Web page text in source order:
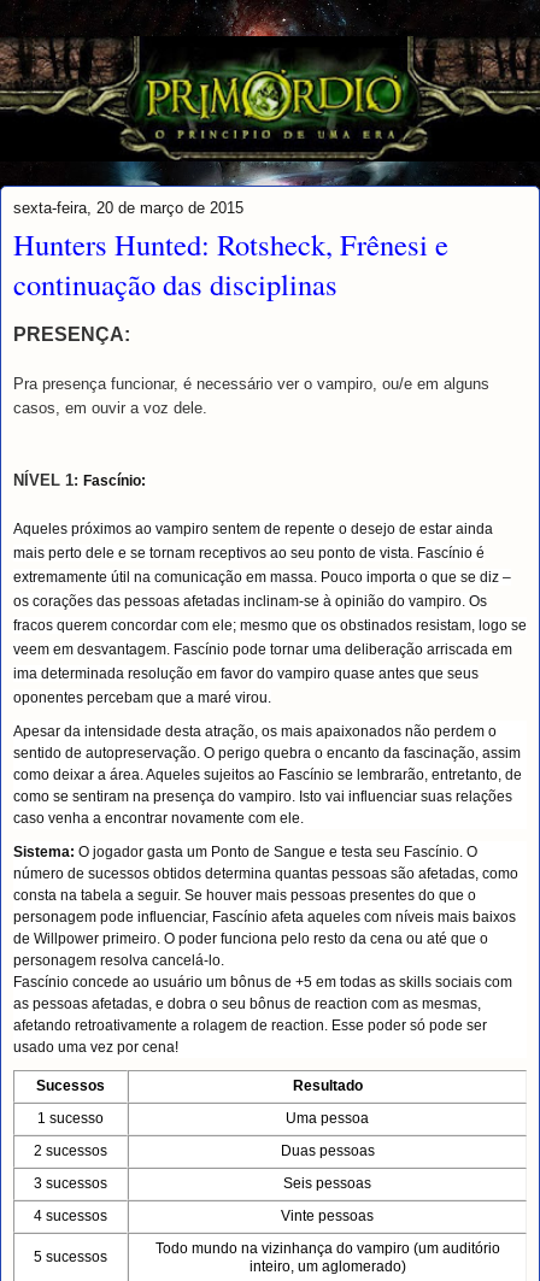
sexta-feira, 20 de março de 2015
Hunters Hunted: Rotsheck, Frênesi e
continuação das disciplinas
PRESENÇA:
Pra presença funcionar, é necessário ver o vampiro, ou/e em alguns
casos, em ouvir a voz dele.
NÍVEL 1: Fascínio:
Aqueles próximos ao vampiro sentem de repente o desejo de estar ainda
mais perto dele e se tornam receptivos ao seu ponto de vista. Fascínio é
extremamente útil na comunicação em massa. Pouco importa o que se diz –
os corações das pessoas afetadas inclinam-se à opinião do vampiro. Os
fracos querem concordar com ele; mesmo que os obstinados resistam, logo se
veem em desvantagem. Fascínio pode tornar uma deliberação arriscada em
ima determinada resolução em favor do vampiro quase antes que seus
oponentes percebam que a maré virou.
Apesar da intensidade desta atração, os mais apaixonados não perdem o
sentido de autopreservação. O perigo quebra o encanto da fascinação, assim
como deixar a área. Aqueles sujeitos ao Fascínio se lembrarão, entretanto, de
como se sentiram na presença do vampiro. Isto vai influenciar suas relações
caso venha a encontrar novamente com ele.
Sistema: O jogador gasta um Ponto de Sangue e testa seu Fascínio. O
número de sucessos obtidos determina quantas pessoas são afetadas, como
consta na tabela a seguir. Se houver mais pessoas presentes do que o
personagem pode influenciar, Fascínio afeta aqueles com níveis mais baixos
de Willpower primeiro. O poder funciona pelo resto da cena ou até que o
personagem resolva cancelá-lo.
Fascínio concede ao usuário um bônus de +5 em todas as skills sociais com
as pessoas afetadas, e dobra o seu bônus de reaction com as mesmas,
afetando retroativamente a rolagem de reaction. Esse poder só pode ser
usado uma vez por cena!
Sucessos
Resultado
1 sucesso
Uma pessoa
2 sucessos
Duas pessoas
3 sucessos
Seis pessoas
4 sucessos
Vinte pessoas
5 sucessos
Todo mundo na vizinhança do vampiro (um auditório
inteiro, um aglomerado)